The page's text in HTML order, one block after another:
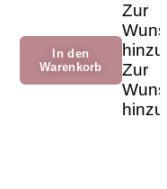
In den
Warenkorb
Zur
Zur